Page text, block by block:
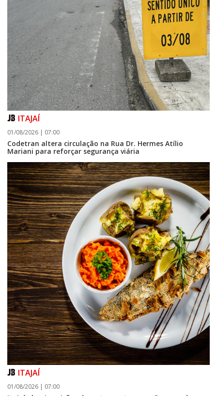
ITAJAÍ
01/08/2026 | 07:00
Codetran altera circulação na Rua Dr. Hermes Atílio
Mariani para reforçar segurança viária
ITAJAÍ
01/08/2026 | 07:00